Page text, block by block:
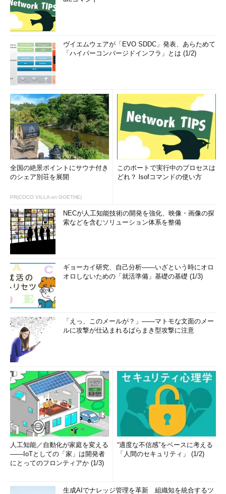
ヴイエムウェアが「EVO SDDC」発表、あらためて
「ハイパーコンバージドインフラ」とは (1/2)
全国の絶景ポイントにサウナ付き
のシェア別荘を展開
PR(COCO VILLA on GOETHE)
このポートで実行中のプロセスは
どれ？ lsofコマンドの使い方
NECが人工知能技術の開発を強化、映像・画像の探
索などを含むソリューション体系を整備
ギョーカイ研究、自己分析――いざという時にオロ
オロしないための「就活準備」基礎の基礎 (1/3)
「えっ、このメールが？」――マトモな文面のメー
ルに攻撃が仕込まれるばらまき型攻撃に注意
人工知能／自動化が家庭を変える
――IoTとしての「家」は開発者
にとってのフロンティアか (1/3)
“適度な不信感”をベースに考える
「人間のセキュリティ」 (1/2)
生成AIでナレッジ管理を革新 組織知を統合するツ